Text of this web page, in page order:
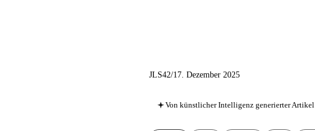
JLS42/17. Dezember 2025
Von künstlicher Intelligenz generierter Artikel